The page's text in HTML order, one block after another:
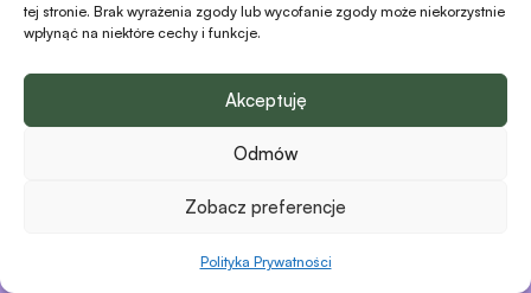
tej stronie. Brak wyrażenia zgody lub wycofanie zgody może niekorzystnie
wpłynąć na niektóre cechy i funkcje.
Akceptuję
Odmów
Zobacz preferencje
Polityka Prywatności